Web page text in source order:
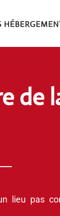
de
lieu pas